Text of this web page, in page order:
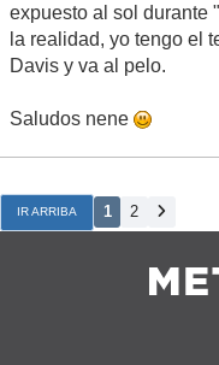
expuesto al sol durante
la realidad, yo tengo el
Davis y va al pelo.
Saludos nene
IR ARRIBA 1 2